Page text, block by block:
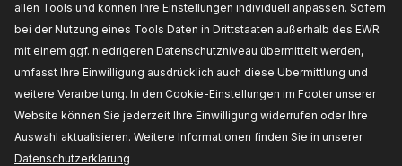
allen Tools und können Ihre Einstellungen individuell anpassen. Sofern
bei der Nutzung eines Tools Daten in Drittstaaten außerhalb des EWR
mit einem ggf. niedrigeren Datenschutzniveau übermittelt werden,
umfasst Ihre Einwilligung ausdrücklich auch diese Übermittlung und
weitere Verarbeitung. In den Cookie-Einstellungen im Footer unserer
Website können Sie jederzeit Ihre Einwilligung widerrufen oder Ihre
Auswahl aktualisieren. Weitere Informationen finden Sie in unserer
Datenschutzerklarung
TEILE, AUF DIE SIE SICH VERLASSEN KÖNNEN
© 2026 | RIDEX GMBH
JOSEF-ORLOPP-STRASSE 55
10365 BERLIN
PRODUKTE PARTNERSCHAFT